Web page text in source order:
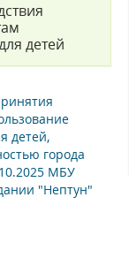
детей
детей,
города
МБУ
"Нептун"